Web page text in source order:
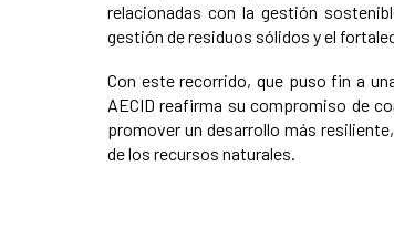
relacionadas con la gestión
gestión de residuos sólidos y el
Con este recorrido, que puso fin a
AECID reafirma su compromiso de
promover un desarrollo más
de los recursos naturales.